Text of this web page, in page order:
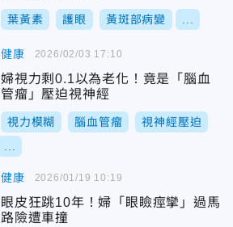
葉黃素 護眼 黃斑部病變
健康
婦視力剩0.1以為老化！竟是「腦血
管瘤」壓迫視神經
視力模糊 腦血管瘤 視神經壓迫
2026/02/03 17:10
健康
眼皮狂跳10年！婦「眼瞼痙攣」過馬
路險遭車撞
2026/01/19 10:19